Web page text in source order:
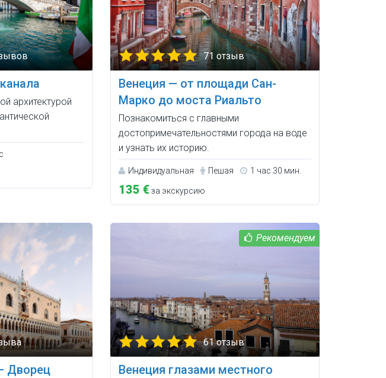
архитектурой
71 отзыв
Венеция — от площади Сан-
Марко до моста Риальто
Познакомиться с главными
достопримечательностями города на воде
и узнать их историю.
Индивидуальная Пешая 1 час 30 мин.
135 €за экскурсию
Дворец
61 отзыв
Венеция глазами местного